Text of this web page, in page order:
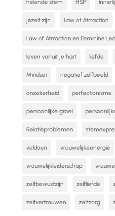
helende stem HSP
jezelf zijn Law of Atrraction
Law of Atrraction en Feminine
leven vanuit je hart liefde
Mindset negatief zelfbeeld
onzekerheid perfectionisme
persoonlijke groei
Relatieproblemen
voldoen vrouwelijkeenergie
vrouwelijkleiderschap
zelfbewustzijn zelfliefde
zelfvertrouwen zelfzorg